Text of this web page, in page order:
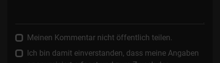
Meinen Kommentar nicht öffentlich teilen.
Ich bin damit einverstanden, dass meine Angaben